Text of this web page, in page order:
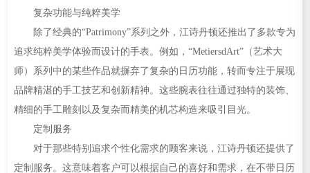
复杂功能与纯粹美学
除了经典的“Patrimony”系列之外，江诗丹顿还推出了多款专为
追求纯粹美学体验而设计的手表。例如，“MetiersdArt”（艺术大
师）系列中的某些作品就摒弃了复杂的日历功能，转而专注于展现
品牌精湛的手工技艺和创新精神。这些腕表往往通过独特的装饰、
精细的手工雕刻以及复杂而精美的机芯构造来吸引目光。
定制服务
对于那些特别追求个性化需求的顾客来说，江诗丹顿还提供了
定制服务。这意味着客户可以根据自己的喜好和需求，在不带日历